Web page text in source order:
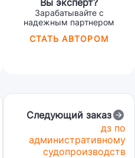
Вы эксперт?
Зарабатывайте с
надежным партнером
СТАТЬ АВТОРОМ
Следующий заказ
дз по
административному
судопроизводств